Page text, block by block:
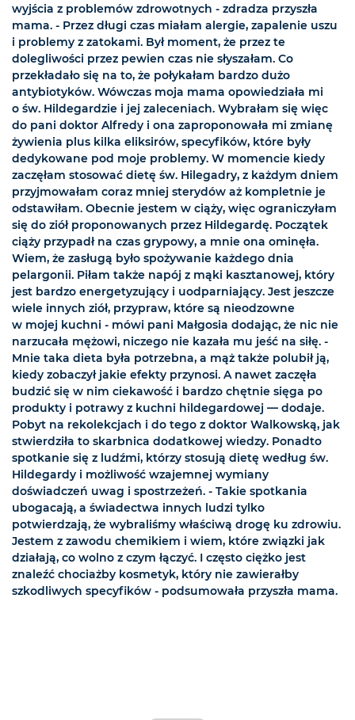
wyjścia z problemów zdrowotnych - zdradza przyszła
mama. - Przez długi czas miałam alergie, zapalenie uszu
i problemy z zatokami. Był moment, że przez te
dolegliwości przez pewien czas nie słyszałam. Co
przekładało się na to, że połykałam bardzo dużo
antybiotyków. Wówczas moja mama opowiedziała mi
o św. Hildegardzie i jej zaleceniach. Wybrałam się więc
do pani doktor Alfredy i ona zaproponowała mi zmianę
żywienia plus kilka eliksirów, specyfików, które były
dedykowane pod moje problemy. W momencie kiedy
zaczęłam stosować dietę św. Hilegadry, z każdym dniem
przyjmowałam coraz mniej sterydów aż kompletnie je
odstawiłam. Obecnie jestem w ciąży, więc ograniczyłam
się do ziół proponowanych przez Hildegardę. Początek
ciąży przypadł na czas grypowy, a mnie ona ominęła.
Wiem, że zasługą było spożywanie każdego dnia
pelargonii. Piłam także napój z mąki kasztanowej, który
jest bardzo energetyzujący i uodparniający. Jest jeszcze
wiele innych ziół, przypraw, które są nieodzowne
w mojej kuchni - mówi pani Małgosia dodając, że nic nie
narzucała mężowi, niczego nie kazała mu jeść na siłę. -
Mnie taka dieta była potrzebna, a mąż także polubił ją,
kiedy zobaczył jakie efekty przynosi. A nawet zaczęła
budzić się w nim ciekawość i bardzo chętnie sięga po
produkty i potrawy z kuchni hildegardowej — dodaje.
Pobyt na rekolekcjach i do tego z doktor Walkowską, jak
stwierdziła to skarbnica dodatkowej wiedzy. Ponadto
spotkanie się z ludźmi, którzy stosują dietę według św.
Hildegardy i możliwość wzajemnej wymiany
doświadczeń uwag i spostrzeżeń. - Takie spotkania
ubogacają, a świadectwa innych ludzi tylko
potwierdzają, że wybraliśmy właściwą drogę ku zdrowiu.
Jestem z zawodu chemikiem i wiem, które związki jak
działają, co wolno z czym łączyć. I często ciężko jest
znaleźć chociażby kosmetyk, który nie zawierałby
szkodliwych specyfików - podsumowała przyszła mama.